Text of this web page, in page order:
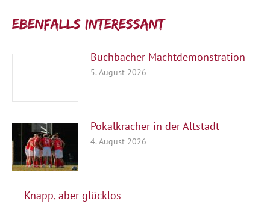
Ebenfalls interessant:
Buchbacher Machtdemonstration
5. August 2026
Pokalkracher in der Altstadt
4. August 2026
Knapp, aber glücklos